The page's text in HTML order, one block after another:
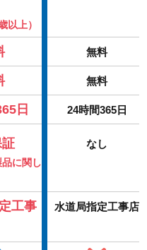
以上）
無料
無料
日 24時間365日
品に関し
なし
工事
水道局指定工事店